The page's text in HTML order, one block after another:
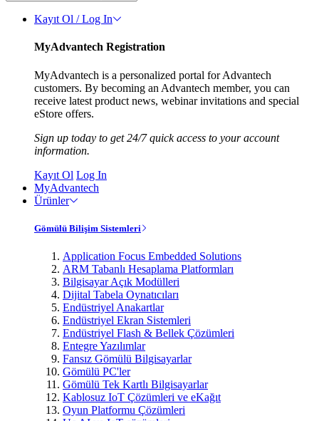
Kayıt Ol / Log In
MyAdvantech Registration
MyAdvantech is a personalized portal for Advantech
customers. By becoming an Advantech member, you can
receive latest product news, webinar invitations and special
eStore offers.
Sign up today to get 24/7 quick access to your account
information.
Kayıt Ol Log In
MyAdvantech
Ürünler
Gömülü Bilişim Sistemleri
Application Focus Embedded Solutions
ARM Tabanlı Hesaplama Platformları
Bilgisayar Açık Modülleri
Dijital Tabela Oynatıcıları
Endüstriyel Anakartlar
Endüstriyel Ekran Sistemleri
Endüstriyel Flash & Bellek Çözümleri
Entegre Yazılımlar
Fansız Gömülü Bilgisayarlar
Gömülü PC'ler
Gömülü Tek Kartlı Bilgisayarlar
Kablosuz IoT Çözümleri ve eKağıt
Oyun Platformu Çözümleri